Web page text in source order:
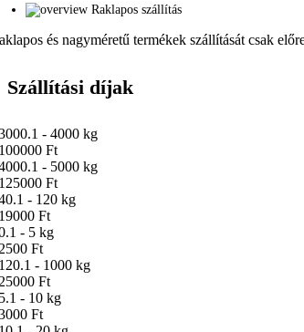
Raklapos szállítás
és nagyméretű termékek szállítását csak
Szállítási díjak
- 4000 kg
Ft
- 5000 kg
Ft
- 120 kg
Ft
- 5 kg
Ft
- 1000 kg
Ft
- 10 kg
Ft